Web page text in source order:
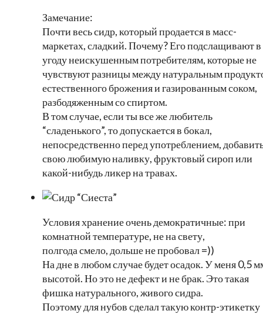
Замечание:
Почти весь сидр, который продается в масс-
маркетах, сладкий. Почему? Его подслащивают в
угоду неискушенным потребителям, которые не
чувствуют разницы между натуральным
естественного брожения и газированным соком,
разбодяженным со спиртом.
В том случае, если ты все же любитель
“сладенького”, то допускается в бокал,
непосредственно перед употреблением,
свою любимую наливку, фруктовый сироп или
какой-нибудь ликер на травах.
Условия хранение очень демократичные: при
комнатной температуре, не на свету,
полгода смело, дольше не пробовал =))
На дне в любом случае будет осадок. У меня 0,5
высотой. Но это не дефект и не брак. Это такая
фишка натурального, живого сидра.
Поэтому для нубов сделал такую контр-этикетку